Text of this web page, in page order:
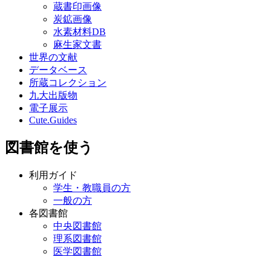
蔵書印画像
炭鉱画像
水素材料DB
麻生家文書
世界の文献
データベース
所蔵コレクション
九大出版物
電子展示
Cute.Guides
図書館を使う
利用ガイド
学生・教職員の方
一般の方
各図書館
中央図書館
理系図書館
医学図書館